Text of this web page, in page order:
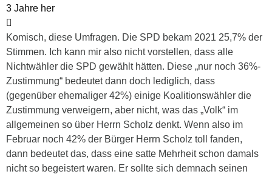
3 Jahre her
Komisch, diese Umfragen. Die SPD bekam 2021 25,7% der
Stimmen. Ich kann mir also nicht vorstellen, dass alle
Nichtwähler die SPD gewählt hätten. Diese „nur noch 36%-
Zustimmung“ bedeutet dann doch lediglich, dass
(gegenüber ehemaliger 42%) einige Koalitionswähler die
Zustimmung verweigern, aber nicht, was das „Volk“ im
allgemeinen so über Herrn Scholz denkt. Wenn also im
Februar noch 42% der Bürger Herrn Scholz toll fanden,
dann bedeutet das, dass eine satte Mehrheit schon damals
nicht so begeistert waren. Er sollte sich demnach seinen